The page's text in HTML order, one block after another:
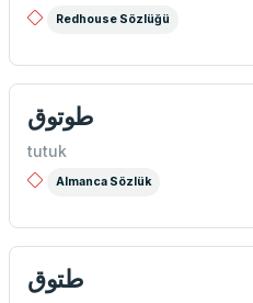
Redhouse Sözlüğü
طوتوق
tutuk
Almanca Sözlük
طتوق